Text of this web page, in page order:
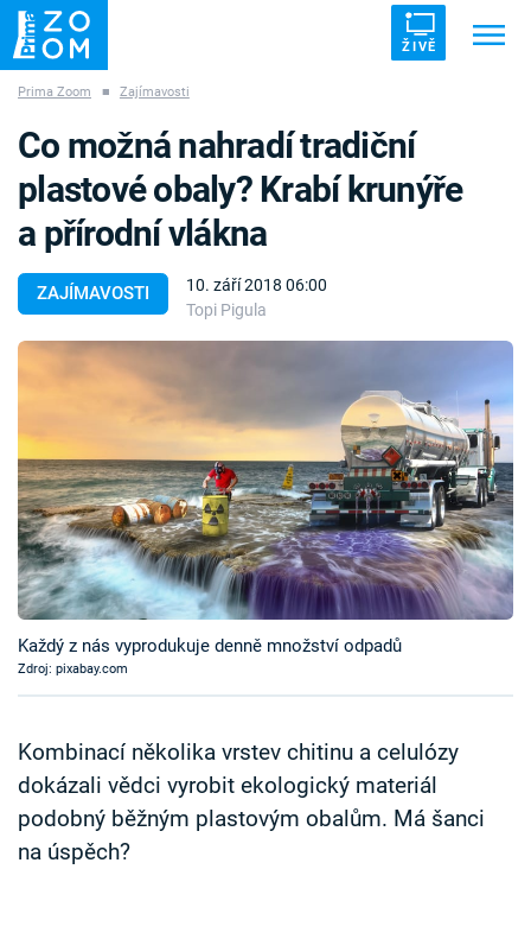
ŽIVĚ
ZÁHADY VETŘELCI DÁVNOVĚKU
Témata
Témata
Pořady
TV Program
Časopis
Sledujte prima+
Sledujte nás
Prima Zoom ■ Zajímavosti
ZAJÍMAVOSTI
10. září 2018 06:00
Topi Pigula
Co možná nahradí tradiční
plastové obaly? Krabí krunýře
a přírodní vlákna
Každý z nás vyprodukuje denně množství odpadů
Zdroj: pixabay.com
Kombinací několika vrstev chitinu a celulózy
dokázali vědci vyrobit ekologický materiál
podobný běžným plastovým obalům. Má šanci
na úspěch?